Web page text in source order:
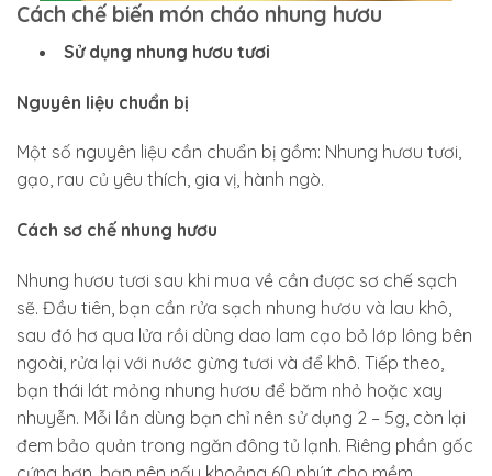
Cách chế biến món cháo nhung hươu
Sử dụng nhung hươu tươi
Nguyên liệu chuẩn bị
Một số nguyên liệu cần chuẩn bị gồm: Nhung hươu tươi,
gạo, rau củ yêu thích, gia vị, hành ngò.
Cách sơ chế nhung hươu
Nhung hươu tươi sau khi mua về cần được sơ chế sạch
sẽ. Đầu tiên, bạn cần rửa sạch nhung hươu và lau khô,
sau đó hơ qua lửa rồi dùng dao lam cạo bỏ lớp lông bên
ngoài, rửa lại với nước gừng tươi và để khô. Tiếp theo,
bạn thái lát mỏng nhung hươu để băm nhỏ hoặc xay
nhuyễn. Mỗi lần dùng bạn chỉ nên sử dụng 2 – 5g, còn lại
đem bảo quản trong ngăn đông tủ lạnh. Riêng phần gốc